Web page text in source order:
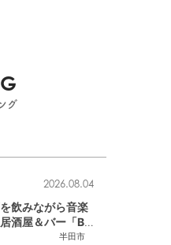
グ
半田市
2026.08.04
を飲みながら音楽
酒屋＆バー「BL
ーミー）」が7/3